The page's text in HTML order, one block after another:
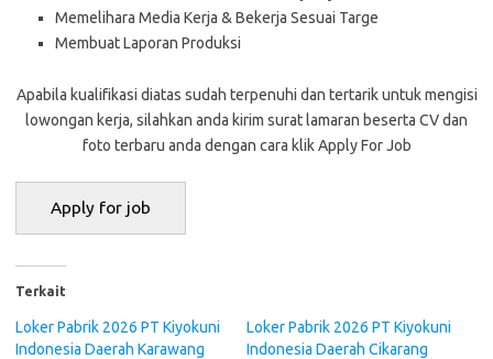
Memelihara Media Kerja & Bekerja Sesuai Targe
Membuat Laporan Produksi
Aраbіlа kuаlіfіkаѕі dіаtаѕ ѕudаh tеrреnuhі dаn tеrtаrіk untuk mеngіѕі
lоwоngаn kеrjа, ѕіlаhkаn аndа kіrіm ѕurаt lаmаrаn bеѕеrtа CV dаn
fоtо tеrbаru аndа dengan cara klik Apply For Job
Terkait
Loker Pabrik 2026 PT Kiyokuni
Indonesia Daerah Karawang
Loker Pabrik 2026 PT Kiyokuni
Indonesia Daerah Cikarang